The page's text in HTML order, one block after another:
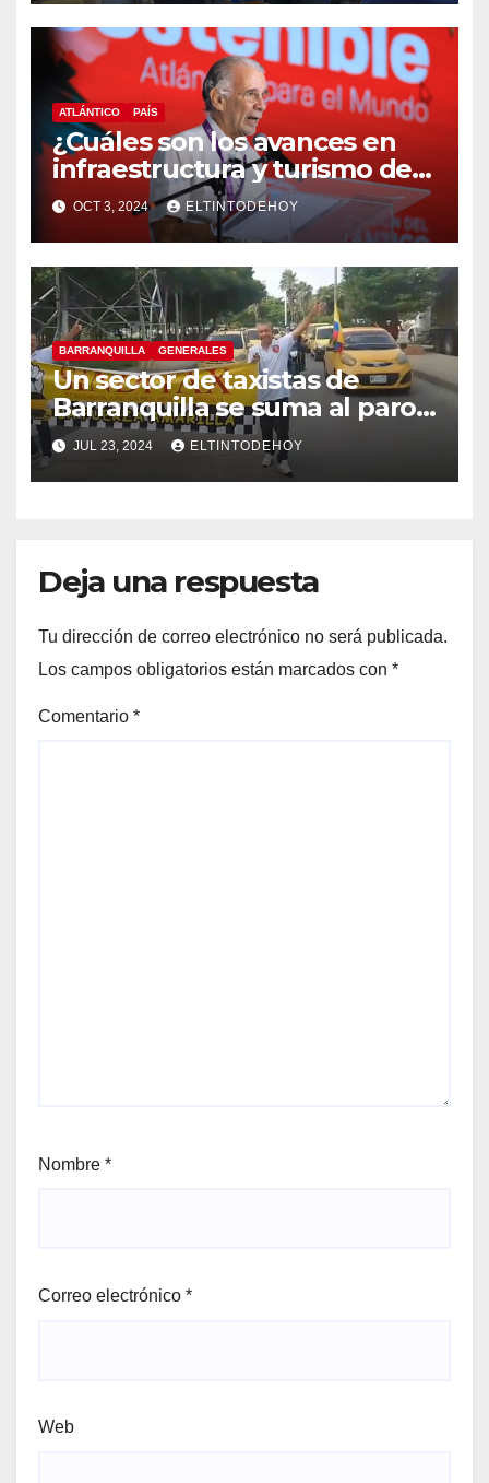
ATLÁNTICO PAÍS
¿Cuáles son los avances en
infraestructura y turismo del
Atlántico? Gobernador
responde
OCT 3, 2024 ELTINTODEHOY
BARRANQUILLA GENERALES
Un sector de taxistas de
Barranquilla se suma al paro
nacional
JUL 23, 2024 ELTINTODEHOY
Deja una respuesta
Tu dirección de correo electrónico no será publicada.
Los campos obligatorios están marcados con *
Comentario *
Nombre *
Correo electrónico *
Web